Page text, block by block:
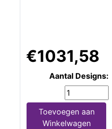
€1031,58
Aantal Designs:
Toevoegen aan
Winkelwagen